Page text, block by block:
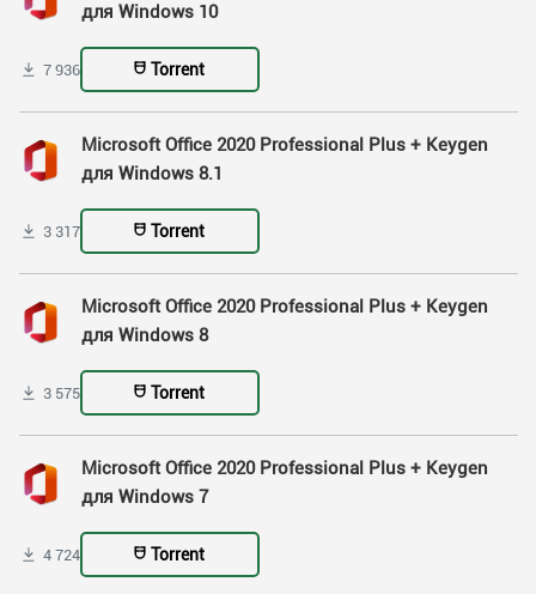
для Windows 10
7 936 Torrent
Microsoft Office 2020 Professional Plus + Keygen
для Windows 8.1
3 317 Torrent
Microsoft Office 2020 Professional Plus + Keygen
для Windows 8
3 575 Torrent
Microsoft Office 2020 Professional Plus + Keygen
для Windows 7
4 724 Torrent